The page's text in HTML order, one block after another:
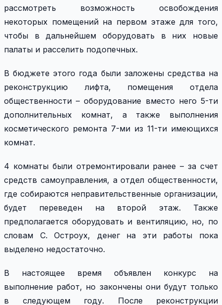
рассмотреть возможность освобождения
некоторых помещений на первом этаже для того,
чтобы в дальнейшем оборудовать в них новые
палаты и расселить подопечных.
В бюджете этого года были заложены средства на
реконструкцию лифта, помещения отдела
общественности – оборудование вместо него 5-ти
дополнительных комнат, а также выполнения
косметического ремонта 7-ми из 11-ти имеющихся
комнат.
4 комнаты были отремонтировали ранее – за счет
средств самоуправления, а отдел общественности,
где собираются неправительственные организации,
будет переведен на второй этаж. Также
предполагается оборудовать и вентиляцию, но, по
словам С. Остроух, денег на эти работы пока
выделено недостаточно.
В настоящее время объявлен конкурс на
выполнение работ, но закончены они будут только
в следующем году. После реконструкции